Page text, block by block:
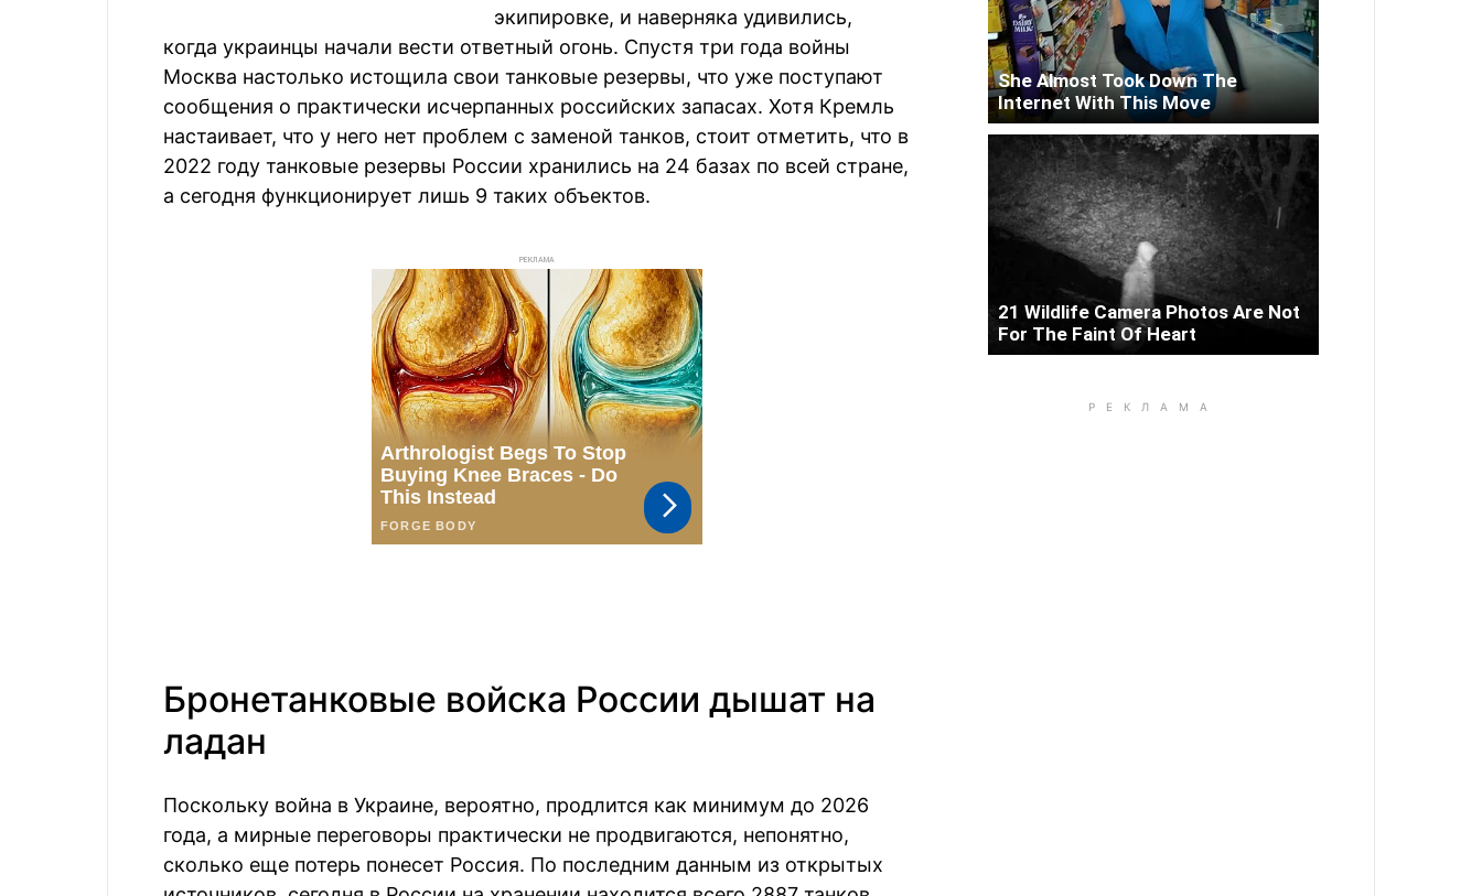
экипировке, и наверняка удивились,
когда украинцы начали вести ответный огонь. Спустя три года войны
Москва настолько истощила свои танковые резервы, что уже поступают
сообщения о практически исчерпанных российских запасах. Хотя Кремль
настаивает, что у него нет проблем с заменой танков, стоит отметить, что в
2022 году танковые резервы России хранились на 24 базах по всей стране,
а сегодня функционирует лишь 9 таких объектов.
РЕКЛАМА
Бронетанковые войска России дышат на
ладан
Поскольку война в Украине, вероятно, продлится как минимум до 2026
года, а мирные переговоры практически не продвигаются, непонятно,
сколько еще потерь понесет Россия. По последним данным из открытых